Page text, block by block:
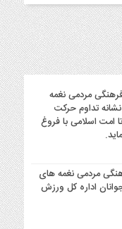
مردمی نغمه
تداوم حرکت
امت اسلامی با فروغ
مردمی نغمه های
اداره کل ورزش